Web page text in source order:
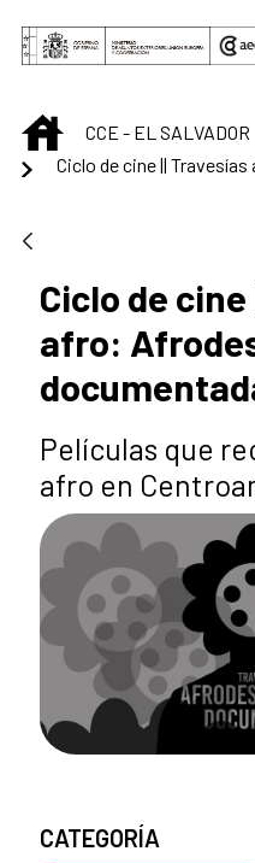
Saltar al contenido
INICIOCCE - EL SALVADOR
Ciclo de cine
afro:
Películas que
afro en
CATEGORÍA